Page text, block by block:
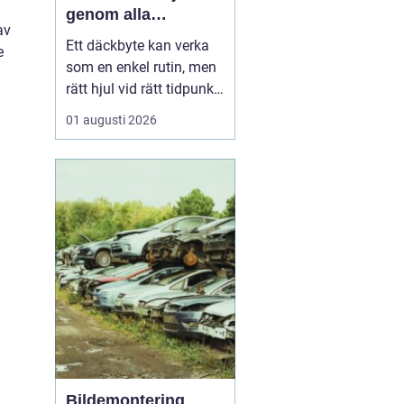
genom alla
säsonger
Ett däckbyte kan verka
som en enkel rutin, men
rätt hjul vid rätt tidpunkt
är avgörande för både
säkerhet, komfort och
snabbt och somrarna
bjuda på både regn och
hetta, behöver bilägare
ha koll på lagar, vä...
01 augusti 2026
Bildemontering